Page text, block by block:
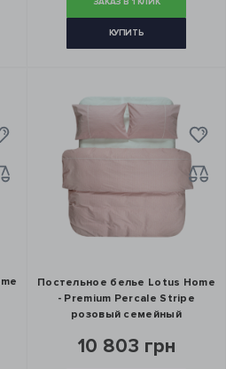
КУПИТЬ
Постельное белье Lotus Home
- Premium Percale Stripe
розовый семейный
10 803 грн